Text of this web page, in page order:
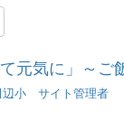
気に」～ご
辺小 サイト管理者